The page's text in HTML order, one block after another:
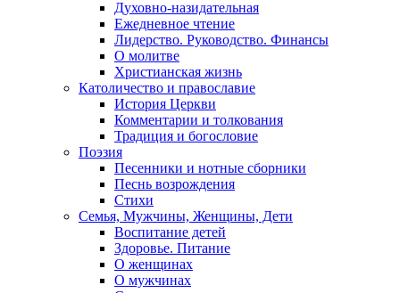
Духовно-назидательная
Ежедневное чтение
Лидерство. Руководство. Финансы
О молитве
Христианская жизнь
Католичество и православие
История Церкви
Комментарии и толкования
Традиция и богословие
Поэзия
Песенники и нотные сборники
Песнь возрождения
Стихи
Семья, Мужчины, Женщины, Дети
Воспитание детей
Здоровье. Питание
О женщинах
О мужчинах